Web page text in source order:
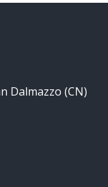
Dalmazzo (CN)